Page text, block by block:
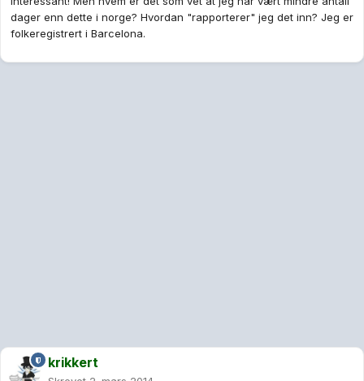
dager enn dette i norge? Hvordan "rapporterer" jeg det inn? Jeg er
folkeregistrert i Barcelona.
krikkert